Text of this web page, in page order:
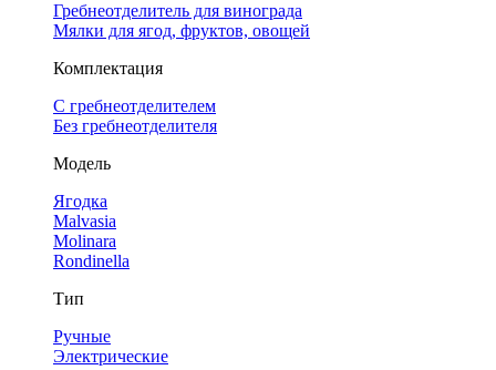
Гребнеотделитель для винограда
Мялки для ягод, фруктов, овощей
Комплектация
С гребнеотделителем
Без гребнеотделителя
Модель
Ягодка
Malvasia
Molinara
Rondinella
Тип
Ручные
Электрические